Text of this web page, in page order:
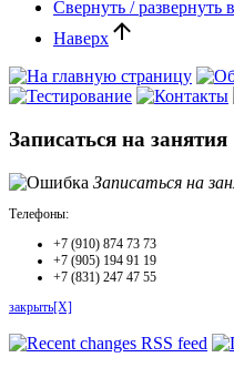
Свернуть / развернуть
Наверх
Записаться на занятия
Записаться на
Телефоны:
+7 (910) 874 73 73
+7 (905) 194 91 19
+7 (831) 247 47 55
закрыть[X]